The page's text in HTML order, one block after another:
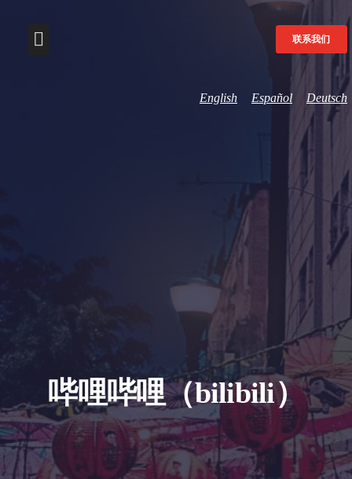
联系我们
English Español Deutsch
哔哩哔哩（bilibili）